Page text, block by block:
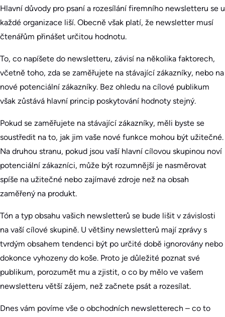
Hlavní důvody pro psaní a rozesílání firemního newsletteru se u
každé organizace liší. Obecně však platí, že newsletter musí
čtenářům přinášet určitou hodnotu.
To, co napíšete do newsletteru, závisí na několika faktorech,
včetně toho, zda se zaměřujete na stávající zákazníky, nebo na
nové potenciální zákazníky. Bez ohledu na cílové publikum
však zůstává hlavní princip poskytování hodnoty stejný.
Pokud se zaměřujete na stávající zákazníky, měli byste se
soustředit na to, jak jim vaše nové funkce mohou být užitečné.
Na druhou stranu, pokud jsou vaší hlavní cílovou skupinou noví
potenciální zákazníci, může být rozumnější je nasměrovat
spíše na užitečné nebo zajímavé zdroje než na obsah
zaměřený na produkt.
Tón a typ obsahu vašich newsletterů se bude lišit v závislosti
na vaší cílové skupině. U většiny newsletterů mají zprávy s
tvrdým obsahem tendenci být po určité době ignorovány nebo
dokonce vyhozeny do koše. Proto je důležité poznat své
publikum, porozumět mu a zjistit, o co by mělo ve vašem
newsletteru větší zájem, než začnete psát a rozesílat.
Dnes vám povíme vše o obchodních newsletterech – co to